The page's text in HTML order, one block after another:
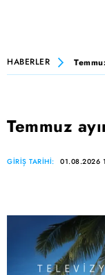
HABERLER
Temmuz
GİRİŞ TARİHİ: 01.08.2026